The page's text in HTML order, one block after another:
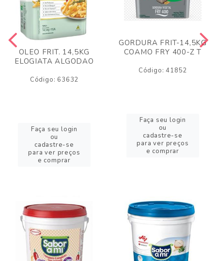
OLEO FRIT. 14,5KG
ELOGIATA ALGODAO
Código: 63632
Faça seu login
ou
cadastre-se
para ver preços
e comprar
GORDURA FRIT-14,5KG
COAMO FRY 400-Z T
Código: 41852
Faça seu login
ou
cadastre-se
para ver preços
e comprar